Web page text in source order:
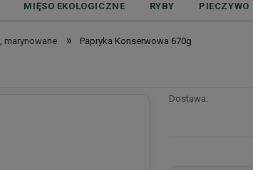
MIĘSO EKOLOGICZNE RYBY PIECZYWO
marynowane » Papryka Konserwowa 670g
Dostawa: